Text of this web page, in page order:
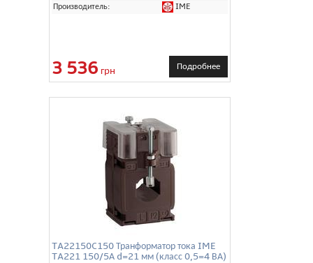
Производитель: IME
3 536 грн Подробнее
TA22150C150 Транформатор тока IME
TA221 150/5А d=21 мм (класс 0,5=4 ВА)